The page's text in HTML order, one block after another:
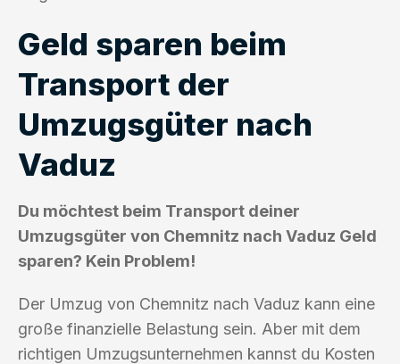
Geld sparen beim
Transport der
Umzugsgüter nach
Vaduz
Du möchtest beim Transport deiner
Umzugsgüter von Chemnitz nach Vaduz Geld
sparen? Kein Problem!
Der Umzug von Chemnitz nach Vaduz kann eine
große finanzielle Belastung sein. Aber mit dem
richtigen Umzugsunternehmen kannst du Kosten